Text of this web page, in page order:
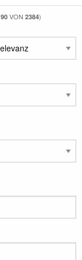
90 VON 2384)